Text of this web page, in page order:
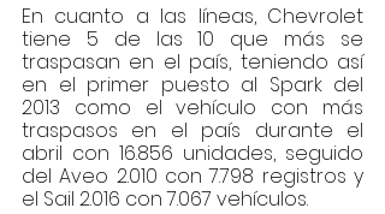
En cuanto a las líneas, Chevrolet
tiene 5 de las 10 que más se
traspasan en el país, teniendo así
en el primer puesto al Spark del
2013 como el vehículo con más
traspasos en el país durante el
abril con 16.856 unidades, seguido
del Aveo 2.010 con 7.798 registros y
el Sail 2.016 con 7.067 vehículos.